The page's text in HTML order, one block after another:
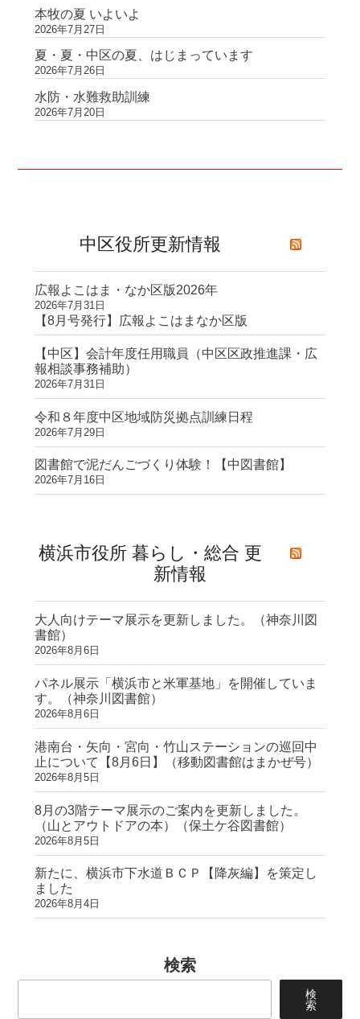
本牧の夏 いよいよ
2026年7月27日
夏・夏・中区の夏、はじまっています
2026年7月26日
水防・水難救助訓練
2026年7月20日
中区役所更新情報
広報よこはま・なか区版2026年
2026年7月31日
【8月号発行】広報よこはまなか区版
【中区】会計年度任用職員（中区区政推進課・広
報相談事務補助）
2026年7月31日
令和８年度中区地域防災拠点訓練日程
2026年7月29日
図書館で泥だんごづくり体験！【中図書館】
2026年7月16日
横浜市役所 暮らし・総合 更
新情報
大人向けテーマ展示を更新しました。（神奈川図
書館）
2026年8月6日
パネル展示「横浜市と米軍基地」を開催していま
す。（神奈川図書館）
2026年8月6日
港南台・矢向・宮向・竹山ステーションの巡回中
止について【8月6日】（移動図書館はまかぜ号）
2026年8月5日
8月の3階テーマ展示のご案内を更新しました。
（山とアウトドアの本）（保土ケ谷図書館）
2026年8月5日
新たに、横浜市下水道ＢＣＰ【降灰編】を策定し
ました
2026年8月4日
検索
検
索